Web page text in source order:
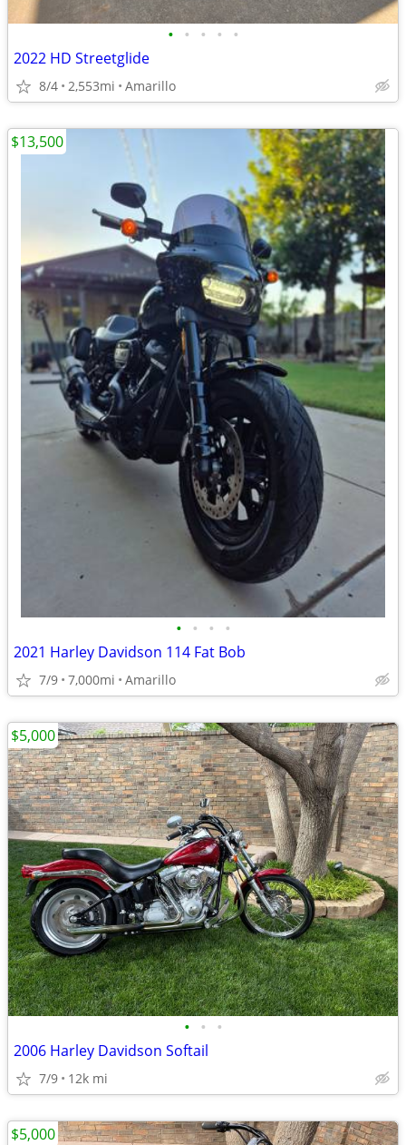
• • • • •
2022 HD Streetglide
8/4 2,553mi Amarillo
• • • •
2021 Harley Davidson 114 Fat Bob
7/9 7,000mi Amarillo
$13,500
• • •
2006 Harley Davidson Softail
7/9 12k mi
$5,000
$5,000